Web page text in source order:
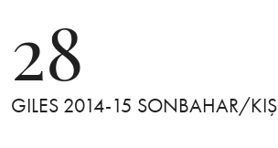
28
GILES 2014-15 SONBAHAR/KIŞ